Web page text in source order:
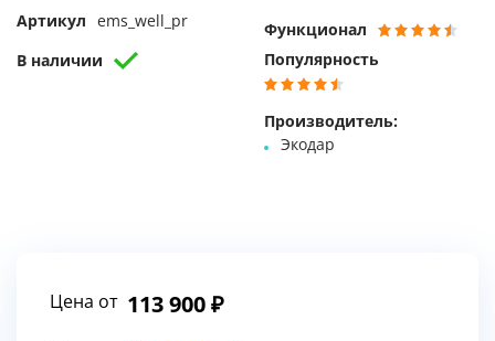
Артикул ems_well_pr
В наличии
Функционал
Популярность
Производитель:
Экодар
Цена от 113 900